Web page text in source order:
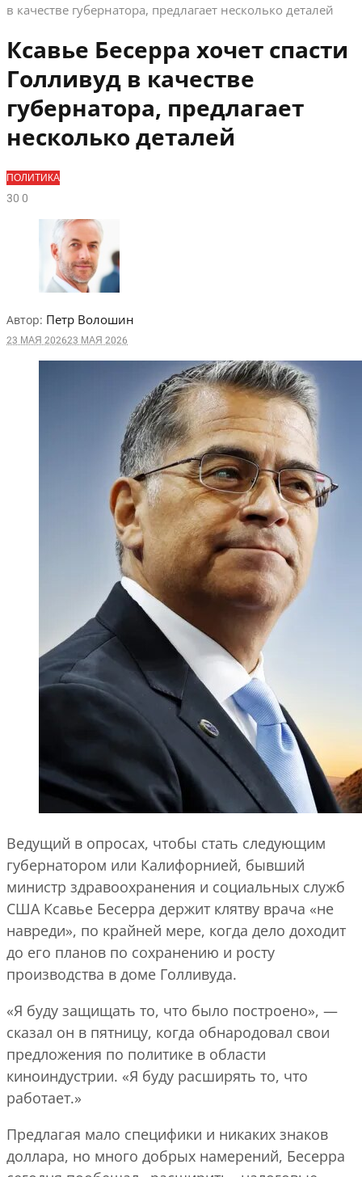
в качестве губернатора, предлагает несколько деталей
Ксавье Бесерра хочет спасти
Голливуд в качестве
губернатора, предлагает
несколько деталей
ПОЛИТИКА
300
Автор: Петр Волошин
23 МАЯ 202623 МАЯ 2026
Ведущий в опросах, чтобы стать следующим
губернатором или Калифорнией, бывший
министр здравоохранения и социальных служб
США Ксавье Бесерра держит клятву врача «не
навреди», по крайней мере, когда дело доходит
до его планов по сохранению и росту
производства в доме Голливуда.
«Я буду защищать то, что было построено», —
сказал он в пятницу, когда обнародовал свои
предложения по политике в области
киноиндустрии. «Я буду расширять то, что
работает.»
Предлагая мало специфики и никаких знаков
доллара, но много добрых намерений, Бесерра